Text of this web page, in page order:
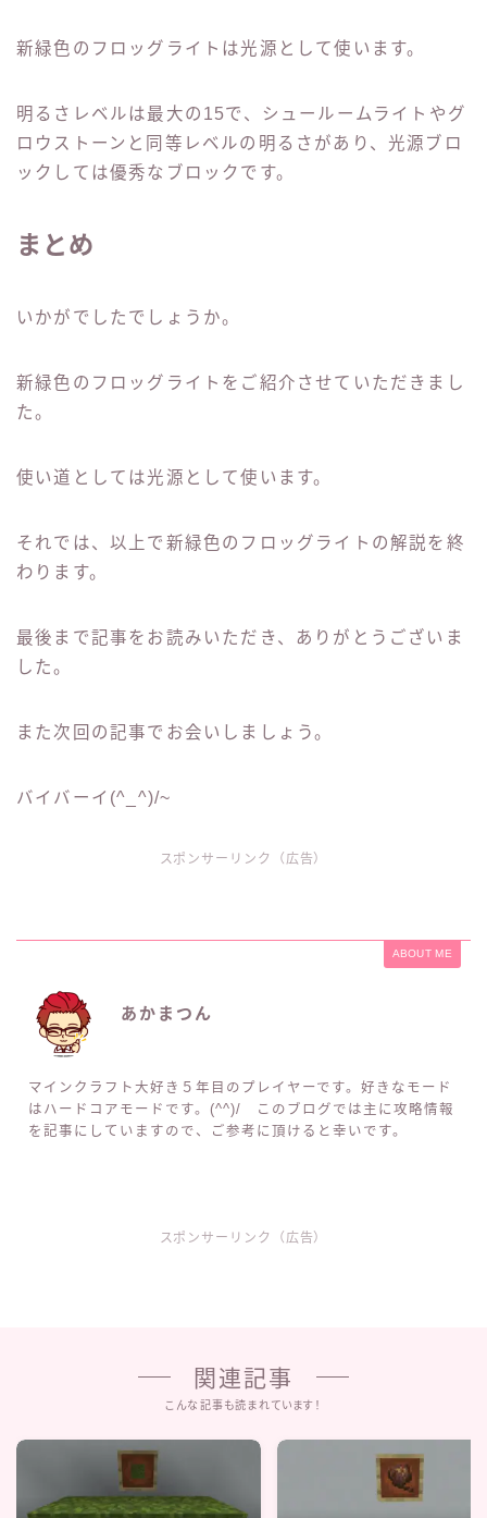
新緑色のフロッグライトは光源として使います。
明るさレベルは最大の15で、シュールームライトやグ
ロウストーンと同等レベルの明るさがあり、光源ブロ
ックしては優秀なブロックです。
まとめ
いかがでしたでしょうか。
新緑色のフロッグライトをご紹介させていただきまし
た。
使い道としては光源として使います。
それでは、以上で新緑色のフロッグライトの解説を終
わります。
最後まで記事をお読みいただき、ありがとうございま
した。
また次回の記事でお会いしましょう。
バイバーイ(^_^)/~
スポンサーリンク（広告）
ABOUT ME
あかまつん
マインクラフト大好き５年目のプレイヤーです。好きなモード
はハードコアモードです。(^^)/ このブログでは主に攻略情報
を記事にしていますので、ご参考に頂けると幸いです。
スポンサーリンク（広告）
関連記事
こんな記事も読まれています！